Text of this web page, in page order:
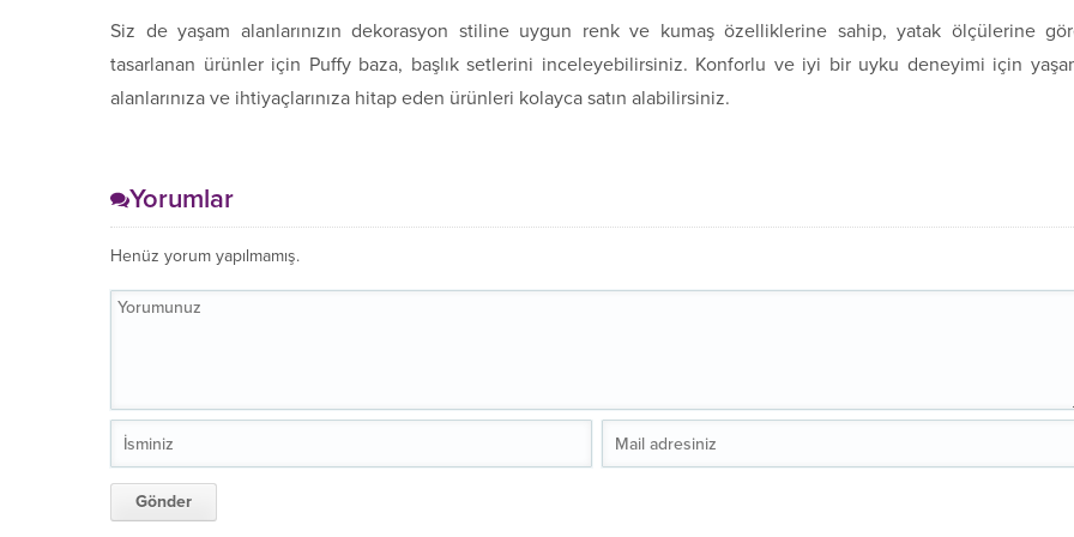
Siz de yaşam alanlarınızın dekorasyon stiline uygun renk ve kumaş özelliklerine sahip, yatak ölçülerine
tasarlanan ürünler için Puffy baza, başlık setlerini inceleyebilirsiniz. Konforlu ve iyi bir uyku deneyimi için
alanlarınıza ve ihtiyaçlarınıza hitap eden ürünleri kolayca satın alabilirsiniz.
Yorumlar
Henüz yorum yapılmamış.